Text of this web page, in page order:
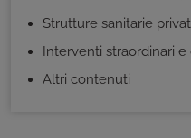
Strutture sanitarie
Interventi straordinari
Altri contenuti